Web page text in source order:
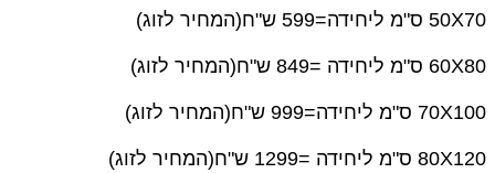
50X70 ס"מ ליחידה=599 ש"ח(המחיר לזוג)
60X80 ס"מ ליחידה =849 ש"ח(המחיר לזוג)
70X100 ס"מ ליחידה=999 ש"ח(המחיר לזוג)
80X120 ס"מ ליחידה =1299 ש"ח(המחיר לזוג)